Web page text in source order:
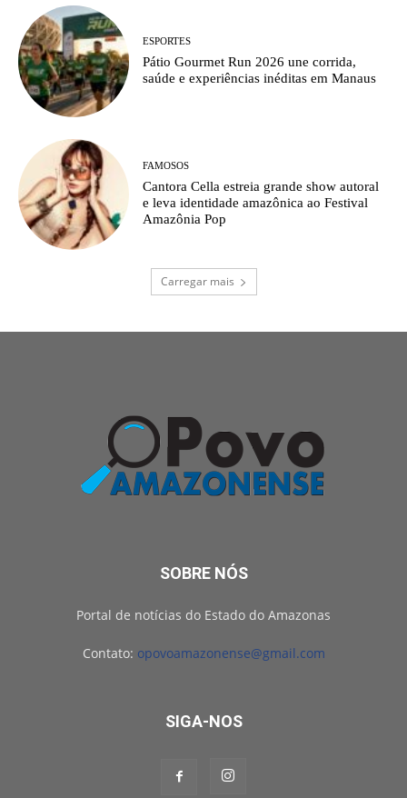
ESPORTES
Pátio Gourmet Run 2026 une corrida,
saúde e experiências inéditas em Manaus
FAMOSOS
Cantora Cella estreia grande show autoral
e leva identidade amazônica ao Festival
Amazônia Pop
Carregar mais
SOBRE NÓS
Portal de notícias do Estado do Amazonas
Contato: opovoamazonense@gmail.com
SIGA-NOS